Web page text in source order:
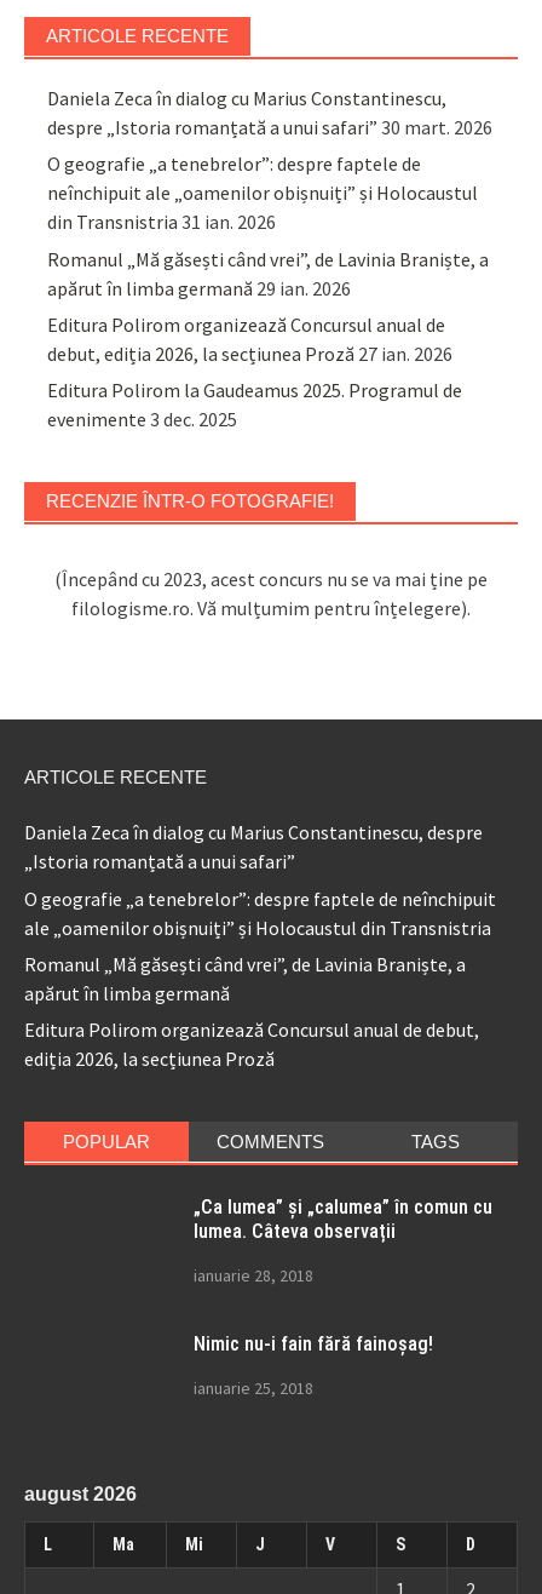
ARTICOLE RECENTE
Daniela Zeca în dialog cu Marius Constantinescu,
despre „Istoria romanțată a unui safari” 30 mart. 2026
O geografie „a tenebrelor”: despre faptele de
neînchipuit ale „oamenilor obișnuiți” și Holocaustul
din Transnistria 31 ian. 2026
Romanul „Mă găsești când vrei”, de Lavinia Braniște, a
apărut în limba germană 29 ian. 2026
Editura Polirom organizează Concursul anual de
debut, ediția 2026, la secțiunea Proză 27 ian. 2026
Editura Polirom la Gaudeamus 2025. Programul de
evenimente 3 dec. 2025
RECENZIE ÎNTR-O FOTOGRAFIE!
(Începând cu 2023, acest concurs nu se va mai ține pe
filologisme.ro. Vă mulțumim pentru înțelegere).
ARTICOLE RECENTE
Daniela Zeca în dialog cu Marius Constantinescu, despre
„Istoria romanțată a unui safari”
O geografie „a tenebrelor”: despre faptele de neînchipuit
ale „oamenilor obișnuiți” și Holocaustul din Transnistria
Romanul „Mă găsești când vrei”, de Lavinia Braniște, a
apărut în limba germană
Editura Polirom organizează Concursul anual de debut,
ediția 2026, la secțiunea Proză
POPULAR COMMENTS TAGS
„Ca lumea” și „calumea” în comun cu
lumea. Câteva observații
ianuarie 28, 2018
Nimic nu-i fain fără fainoșag!
ianuarie 25, 2018
august 2026
L Ma Mi J V S D